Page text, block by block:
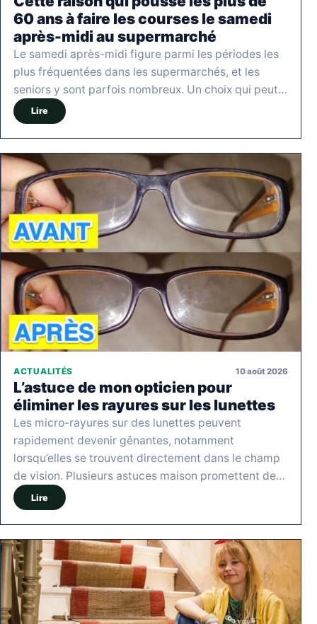
60 ans à faire les courses le samedi
après-midi au supermarché
Le samedi après-midi figure parmi les périodes les
plus fréquentées dans les supermarchés, et les
seniors y sont parfois nombreux. Un choix qui peut…
Lire
ACTUALITÉS 10 août 2026
L’astuce de mon opticien pour
éliminer les rayures sur les lunettes
Les micro-rayures sur des lunettes peuvent
rapidement devenir gênantes, notamment
lorsqu’elles se trouvent directement dans le champ
de vision. Plusieurs astuces maison promettent de…
Lire